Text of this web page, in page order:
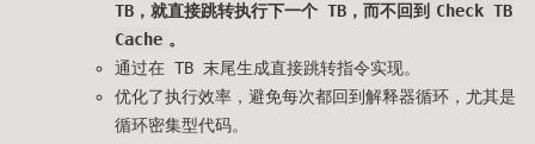
TB，就直接跳转执行下一个 TB，而不回到 Check TB
Cache 。
通过在 TB 末尾生成直接跳转指令实现。
优化了执行效率，避免每次都回到解释器循环，尤其是
循环密集型代码。